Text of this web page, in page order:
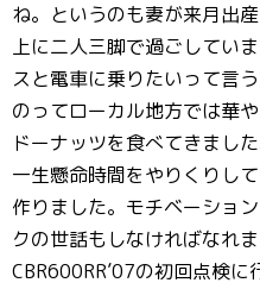
ね。というのも妻が来月出
上に二人三脚で過ごしてい
スと電車に乗りたいって言
のってローカル地方では華
ドーナッツを食べてきまし
一生懸命時間をやりくりし
作りました。モチベーショ
クの世話もしなければなれ
CBR600RR’07の初回点検に